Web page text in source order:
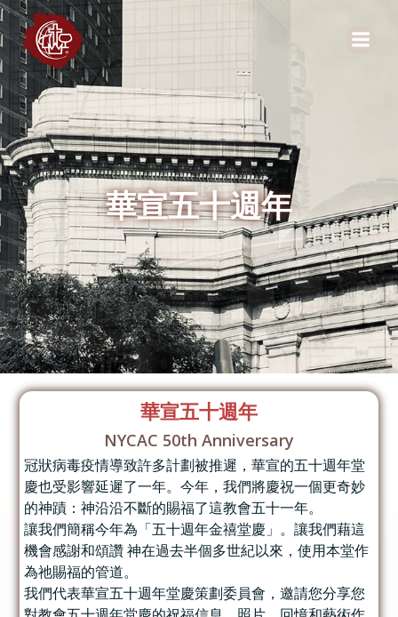
華宣五十週年
華宣五十週年
NYCAC 50th Anniversary
冠狀病毒疫情導致許多計劃被推遲，華宣的五十週年堂
慶也受影響延遲了一年。今年，我們將慶祝一個更奇妙
的神蹟：神沿沿不斷的賜福了這教會五十一年。
讓我們簡稱今年為「五十週年金禧堂慶」。讓我們藉這
機會感謝和頌讚 神在過去半個多世紀以來，使用本堂作
為祂賜福的管道。
我們代表華宣五十週年堂慶策劃委員會，邀請您分享您